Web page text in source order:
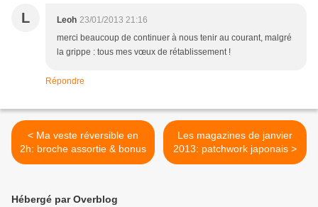
L Leoh 23/01/2013 21:16
merci beaucoup de continuer à nous tenir au courant, malgré
la grippe : tous mes vœux de rétablissement !
Répondre
< Ma veste réversible en
2h: broche assortie & bonus
Les magazines de janvier
2013: patchwork japonais >
Hébergé par Overblog